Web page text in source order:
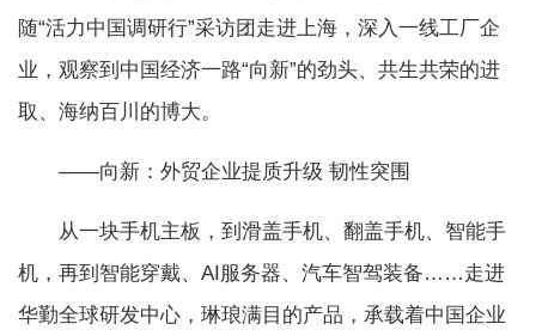
随“活力中国调研行”采访团走进上海，深入一线工厂企
业，观察到中国经济一路“向新”的劲头、共生共荣的进
取、海纳百川的博大。
——向新：外贸企业提质升级 韧性突围
从一块手机主板，到滑盖手机、翻盖手机、智能手
机，再到智能穿戴、AI服务器、汽车智驾装备……走进
华勤全球研发中心，琳琅满目的产品，承载着中国企业